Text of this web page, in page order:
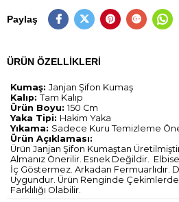
Paylaş
ÜRÜN ÖZELLIKLERI
Kumaş: Janjan Şifon Kumaş
Kalıp: Tam Kalıp
Ürün Boyu: 150 Cm
Yaka Tipi: Hakim Yaka
Yıkama: Sadece Kuru Temizleme
Ürün Açıklaması:
Ürün Janjan Şifon Kumaştan
Almanız Önerilir. Esnek Değildir. Elbise
İç Göstermez. Arkadan Fermuarlıdır.
Uygundur. Ürün Renginde Çekimlerde
Farklılığı Olabilir.